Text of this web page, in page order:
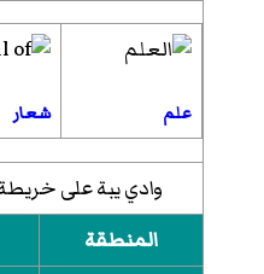
علم شعار
المنطقة